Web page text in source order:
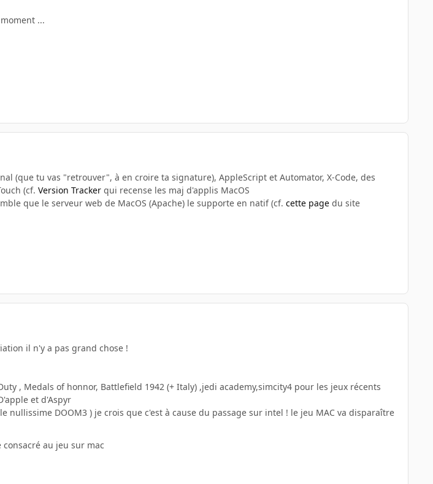
...
(que tu vas "retrouver", à en croire ta signature), AppleScript et Automator, X-Code, des
(cf. Version Tracker qui recense les maj d'applis MacOS
que le serveur web de MacOS (Apache) le supporte en natif (cf. cette page du site
il n'y a pas grand chose !
, Medals of honnor, Battlefield 1942 (+ Italy) ,jedi academy,simcity4 pour les jeux récents
et d'Aspyr
DOOM3 ) je crois que c'est à cause du passage sur intel ! le jeu MAC va disparaître
consacré au jeu sur mac